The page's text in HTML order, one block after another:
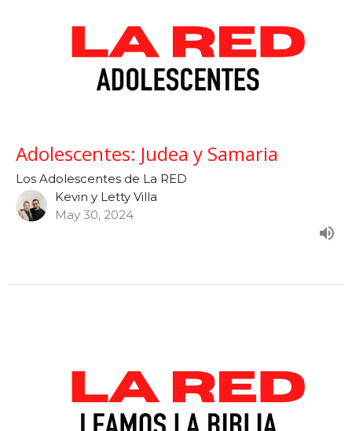
Adolescentes: Judea y Samaria
Los Adolescentes de La RED
Kevin y Letty Villa
May 30, 2024